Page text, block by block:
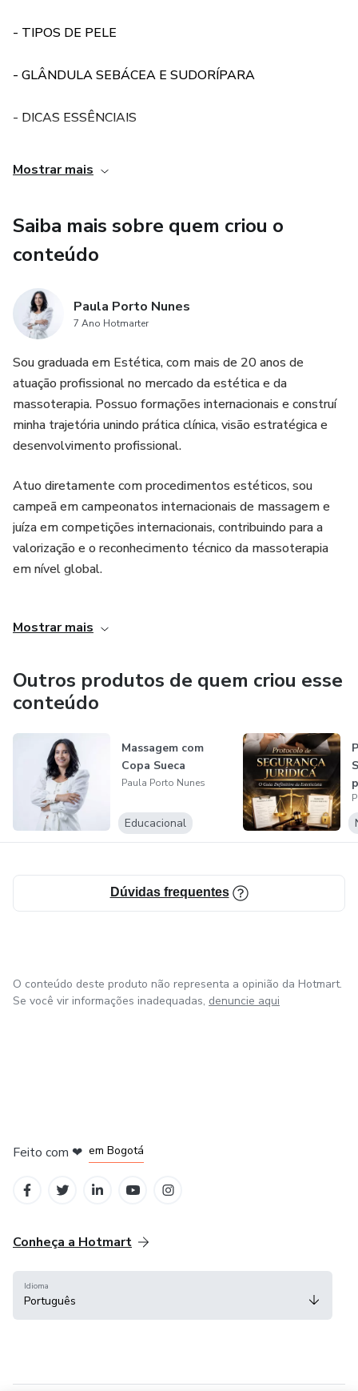
- TIPOS DE PELE
- GLÂNDULA SEBÁCEA E SUDORÍPARA
- DICAS ESSÊNCIAIS
- VASOS LINFÁTICOS, SANGUÍNEOS E NERVOS DA
- ACNE
- MANCHAS E DISCRONIAS
- AVALIAÇÃO FACIAL
- MATERIAIS PARA INICIAR
- PASSO- A- PASSO LIMPEZA DE PELE
- 5 CUIDADOS APÓS A LIMPEZA
- TIPOS DE MÁSCARA FACIAL
Mostrar mais
Saiba mais sobre quem criou o
conteúdo
Paula Porto Nunes
7 Ano Hotmarter
Sou graduada em Estética, com mais de 20 anos de
atuação profissional no mercado da estética e da
massoterapia. Possuo formações internacionais e construí
minha trajetória unindo prática clínica, visão estratégica e
desenvolvimento profissional.
Atuo diretamente com procedimentos estéticos, sou
campeã em campeonatos internacionais de massagem e
juíza em competições internacionais, contribuindo para a
valorização e o reconhecimento técnico da massoterapia
em nível global.
profissionais da estética, compartilhando métodos,
décadas de experiência real no mercado.
Sou fundadora da Paula Porto Cosmetics, minha marca
própria de cosméticos profissionais, criada para atender às
necessidades reais do profissional da estética e do cuidado
diário, unindo performance, segurança e aplicabilidade
clínica.
Minha missão é elevar o nível da estética profissional,
confiantes para atuar em um mercado cada vez mais
Mostrar mais
Outros produtos de quem criou esse
conteúdo
Massagem com
Copa Sueca
Paula Porto Nunes
Educacional
Dúvidas frequentes
O conteúdo deste produto não representa a opinião da Hotmart.
Se você vir informações inadequadas, denuncie aqui
Feito com ❤ em Bogotá
Conheça a Hotmart
Idioma
Português